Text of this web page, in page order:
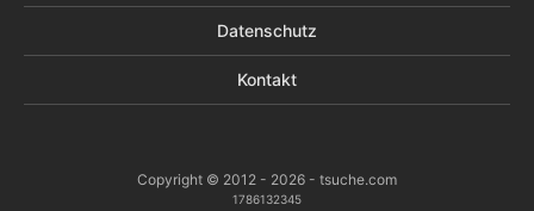
Datenschutz
Kontakt
Copyright © 2012 - 2026 - tsuche.com
1786132345